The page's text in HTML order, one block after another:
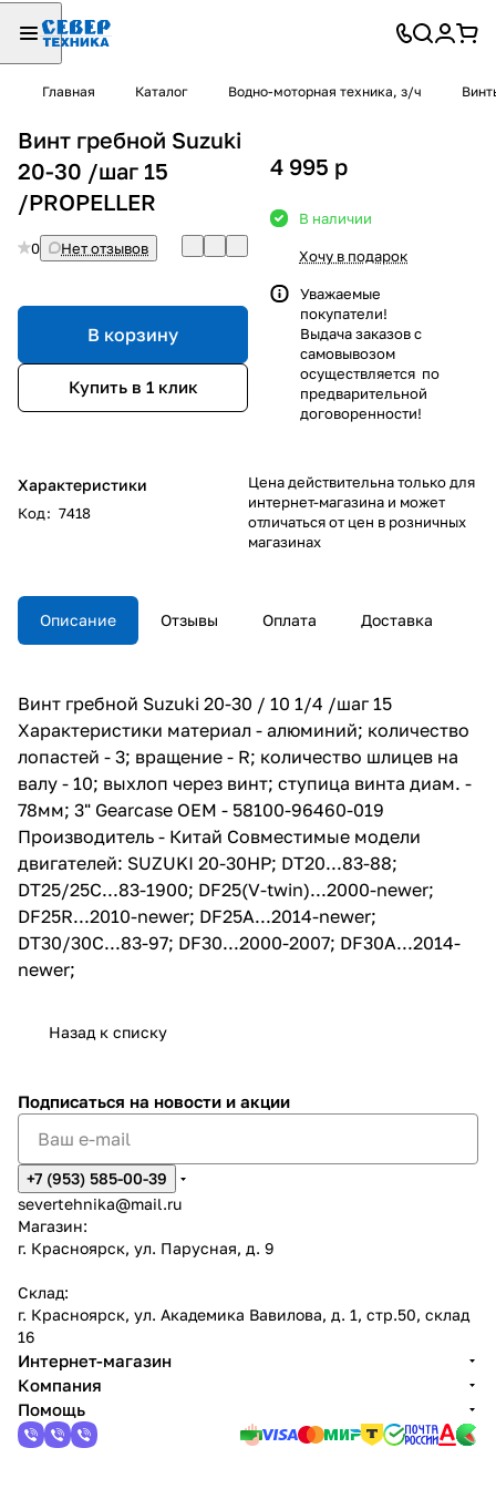
Главная Каталог Водно-моторная техника, з/ч
Винт гребной Suzuki
20-30 /шаг 15
/PROPELLER
0 Нет отзывов
В корзину
Купить в 1 клик
Характеристики
Код: 7418
4 995 p
В наличии
Хочу в подарок
Уважаемые
покупатели!
Выдача заказов с
самовывозом
осуществляется по
предварительной
договоренности!
Цена действительна только для
интернет-магазина и может
отличаться от цен в розничных
магазинах
Описание Отзывы Оплата Доставка
Винт гребной Suzuki 20-30 / 10 1/4 /шаг 15
Характеристики материал - алюминий; количество
лопастей - 3; вращение - R; количество шлицев на
валу - 10; выхлоп через винт; ступица винта диам. -
78мм; 3" Gearcase ОЕМ - 58100-96460-019
Производитель - Китай Совместимые модели
двигателей: SUZUKI 20-30HP; DT20...83-88;
DT25/25C...83-1900; DF25(V-twin)...2000-newer;
DF25R...2010-newer; DF25A...2014-newer;
DT30/30C...83-97; DF30...2000-2007; DF30A...2014-
newer;
Назад к списку
Подписаться на новости и акции
+7 (953) 585-00-39
severtehnika@mail.ru
Магазин:
г. Красноярск, ул. Парусная, д. 9
Склад:
г. Красноярск, ул. Академика Вавилова, д. 1, стр.50, склад
16
Интернет-магазин
Компания
Помощь